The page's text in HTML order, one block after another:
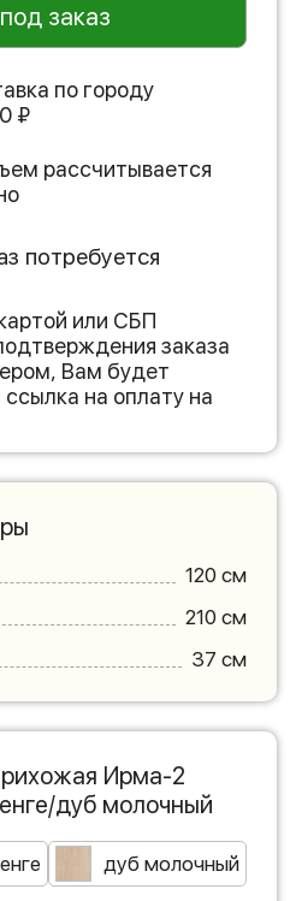
под заказ
по городу
₽
рассчитывается
потребуется
или СБП
заказа
Вам будет
на оплату на
120 см
210 см
37 см
Ирма-2
дуб молочный
дуб молочный